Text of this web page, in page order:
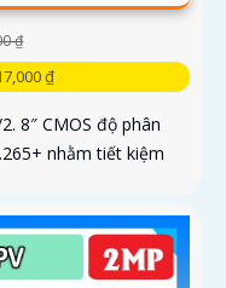
₫
₫
8″ CMOS độ phân
nhằm tiết kiệm